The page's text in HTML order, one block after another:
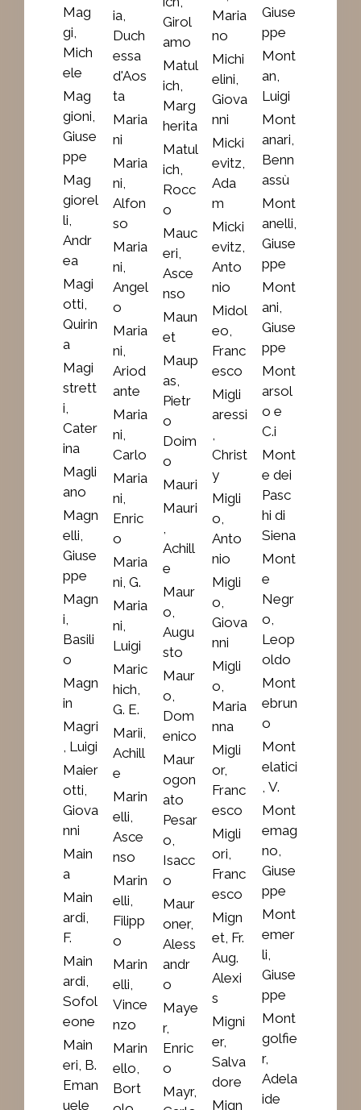
Mag
gi,
Mich
ele
Mag
gioni,
Giuse
ppe
Mag
giorel
li,
Andr
ea
Magi
otti,
Quirin
a
Magi
strett
i,
Cater
ina
Magli
ano
Magn
elli,
Giuse
ppe
Magn
i,
Basili
o
Magn
in
Magri
, Luigi
Maier
otti,
Giova
nni
Main
a
Main
ardi,
F.
Main
ardi,
Sofol
eone
Main
eri, B.
Eman
uele
ia,
Duch
essa
d'Aos
ta
Maria
ni
Maria
ni,
Alfon
so
Maria
ni,
Angel
o
Maria
ni,
Ariod
ante
Maria
ni,
Carlo
Maria
ni,
Enric
o
Maria
ni, G.
Maria
ni,
Luigi
Maric
hich,
G. E.
Marii,
Achill
e
Marin
elli,
Asce
nso
Marin
elli,
Filipp
o
Marin
elli,
Vince
nzo
Marin
ello,
Bort
Girol
amo
Matul
ich,
Marg
herita
Matul
ich,
Rocc
o
Mauc
eri,
Asce
nso
Maun
et
Maup
as,
Pietr
o
Doim
o
Mauri
Mauri
Achill
e
Maur
o,
Augu
sto
Maur
o,
Dom
enico
Maur
ogon
ato
Pesar
o,
Isacc
o
Maur
oner,
Aless
andr
o
Maye
r,
Enric
o
Mayr,
Maria
no
Michi
elini,
Giova
nni
Micki
evitz,
Ada
m
Micki
evitz,
Anto
nio
Midol
eo,
Franc
esco
Migli
aressi
Christ
y
Migli
o,
Anto
nio
Migli
o,
Giova
nni
Migli
o,
Maria
nna
Migli
or,
Franc
esco
Migli
ori,
Franc
esco
Mign
et, Fr.
Aug.
Alexi
s
Migni
er,
Salva
dore
Mign
Giuse
ppe
Mont
an,
Luigi
Mont
anari,
Benn
assù
Mont
anelli,
Giuse
ppe
Mont
ani,
Giuse
ppe
Mont
arsol
o e
C.i
Mont
e dei
Pasc
hi di
Siena
Mont
e
Negr
o,
Leop
oldo
Mont
ebrun
o
Mont
elatici
, V.
Mont
emag
no,
Giuse
ppe
Mont
emer
li,
Giuse
ppe
Mont
golfie
r,
Adela
ide